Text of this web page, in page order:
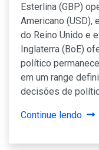
Esterlina (GBP)
Americano (USD),
do Reino Unido e
Inglaterra (BoE)
político
em um range
decisões de
Continue lendo